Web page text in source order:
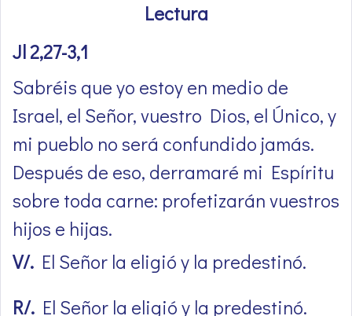
Lectura
Jl 2,27-3,1
Sabréis que yo estoy en medio de
Israel, el Señor, vuestro Dios, el Único, y
mi pueblo no será confundido jamás.
Después de eso, derramaré mi Espíritu
sobre toda carne: profetizarán vuestros
hijos e hijas.
V/. El Señor la eligió y la predestinó.
R/. El Señor la eligió y la predestinó.